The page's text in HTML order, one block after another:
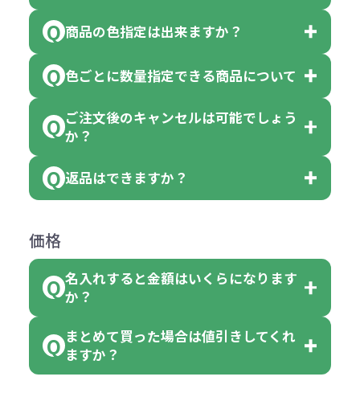
です。
個、20個と10個単位でのご注文とな
ります。
【例】注文可能数が100個の場合
は、100個以上でしたら、何個でも
可能です。
「色・柄 取り混ぜ」のラベルがつい
ている商品は、色指定不可となって
ん。
但し、ロゴなど名入れ印刷をされる
商品の色指定は出来ますか？
色指定できる商品もございますが商
品の詳細に「色・柄 取り混ぜ」のラ
ベルや商品画像に「〇色取混ぜ」な
れ等分で100個ずつ入って参ります。
（割り切れない場合は数個単位で前
色指定できる商品に付きましては商
品詳細の購入の所で色が選べるよう
色ごとに数量指定できる商品について
「選べる本体色」のラベルが付いて
す。
い。
例えば…
クエアトート」を300個注文した場
ご注文後のキャンセルは可能でしょう
か？
お客様都合でのキャンセルは、制作
がございます。
ご注文の際は、十分にご確認・ご検
返品はできますか？
めご了承ください。
ただし下記の場合は承っております
●初期不良または不良品（破損、故
障）の場合
価格
名入れすると金額はいくらになります
か？
名入れありの場合の代金の計算方法
は下記の通りです。
まとめて買った場合は値引きしてくれ
ますか？